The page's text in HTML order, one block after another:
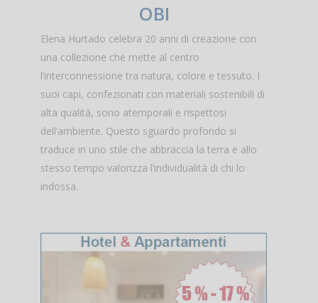
OBI
Elena Hurtado celebra 20 anni di creazione con
una collezione che mette al centro
l’interconnessione tra natura, colore e tessuto. I
suoi capi, confezionati con materiali sostenibili di
alta qualità, sono atemporali e rispettosi
dell’ambiente. Questo sguardo profondo si
traduce in uno stile che abbraccia la terra e allo
stesso tempo valorizza l’individualità di chi lo
indossa.